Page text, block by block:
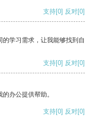
支持[0] 反对[0]
学习需求，让我能够找到自
支持[0] 反对[0]
办公提供帮助。
支持[0] 反对[0]